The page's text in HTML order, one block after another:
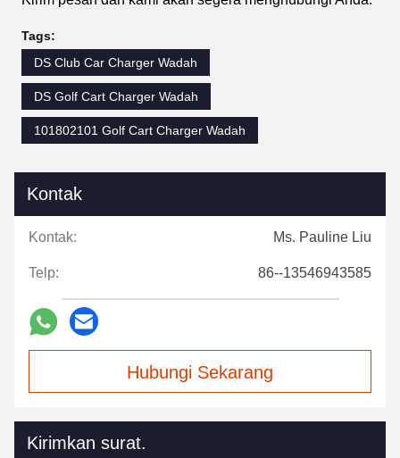
Tags:
DS Club Car Charger Wadah
DS Golf Cart Charger Wadah
101802101 Golf Cart Charger Wadah
Kontak
Kontak: Ms. Pauline Liu
Telp: 86--13546943585
Hubungi Sekarang
Kirimkan surat.